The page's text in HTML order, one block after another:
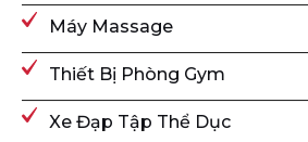
Máy Massage
Thiết Bị Phòng Gym
Xe Đạp Tập Thể Dục